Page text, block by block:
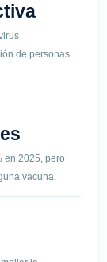
de personas
en 2025, pero
vacuna.